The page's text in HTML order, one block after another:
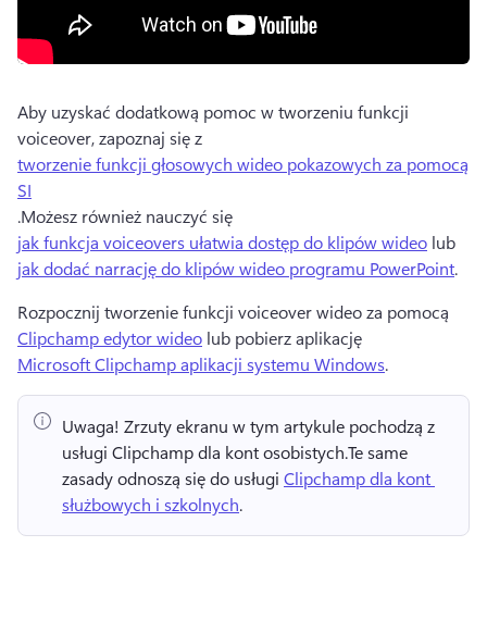
Aby uzyskać dodatkową pomoc w tworzeniu funkcji
voiceover, zapoznaj się z
tworzenie funkcji głosowych wideo pokazowych za pomocą
SI
.Możesz również nauczyć się
jak funkcja voiceovers ułatwia dostęp do klipów wideo lub
jak dodać narrację do klipów wideo programu PowerPoint.
Rozpocznij tworzenie funkcji voiceover wideo za pomocą
Clipchamp edytor wideo lub pobierz aplikację
Microsoft Clipchamp aplikacji systemu Windows.
Uwaga! Zrzuty ekranu w tym artykule pochodzą z
usługi Clipchamp dla kont osobistych.Te same
zasady odnoszą się do usługi Clipchamp dla kont
służbowych i szkolnych.